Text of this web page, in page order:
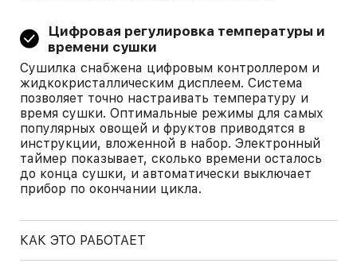
Цифровая регулировка температуры и
времени сушки
Сушилка снабжена цифровым контроллером и
жидкокристаллическим дисплеем. Система
позволяет точно настраивать температуру и
время сушки. Оптимальные режимы для самых
популярных овощей и фруктов приводятся в
инструкции, вложенной в набор. Электронный
таймер показывает, сколько времени осталось
до конца сушки, и автоматически выключает
прибор по окончании цикла.
КАК ЭТО РАБОТАЕТ